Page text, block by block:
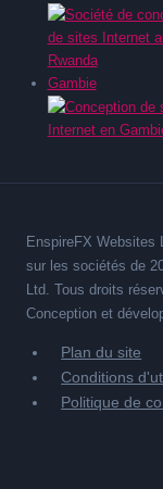
Gambie
EnspireFX Websites
sur les sociétés de
Ltd. Tous droits
Conception et
Plan du site
Conditions
Politique de